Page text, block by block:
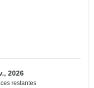
2026
restantes